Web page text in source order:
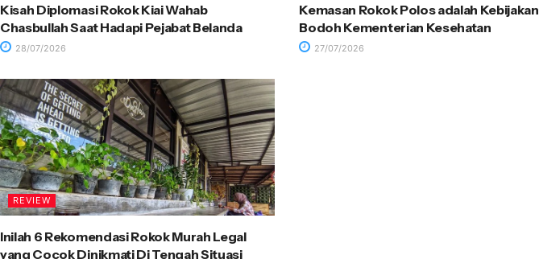
Kisah Diplomasi Rokok Kiai Wahab
Chasbullah Saat Hadapi Pejabat Belanda
28/07/2026
Kemasan Rokok Polos adalah Kebijakan
Bodoh Kementerian Kesehatan
27/07/2026
REVIEW
Inilah 6 Rekomendasi Rokok Murah Legal
yang Cocok Dinikmati Di Tengah Situasi